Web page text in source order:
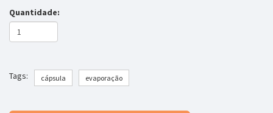
Quantidade:
Tags: cápsula evaporação